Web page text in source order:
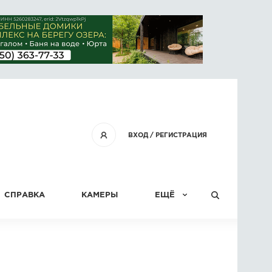
ВХОД/ РЕГИСТРАЦИЯ
СПРАВКА КАМЕРЫ ЕЩЁ